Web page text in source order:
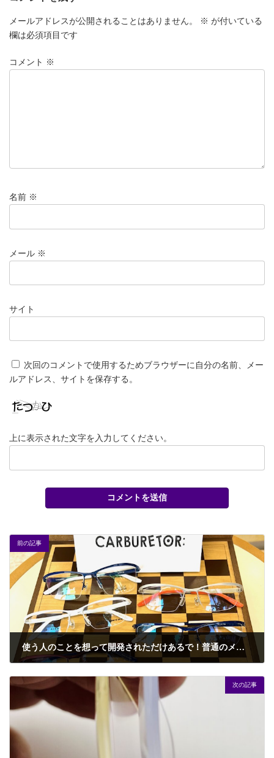
メールアドレスが公開されることはありません。 ※ が付いている
欄は必須項目です
コメント ※
名前 ※
メール ※
サイト
次回のコメントで使用するためブラウザーに自分の名前、メー
ルアドレス、サイトを保存する。
上に表示された文字を入力してください。
前の記事
使う人のことを想って開発されただけあるで！普通のメガネとは視野の広さが全然違ってすんごい快適！
次の記事